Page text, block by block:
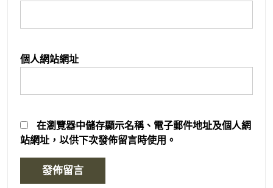
個人網站網址
在瀏覽器中儲存顯示名稱、電子郵件地址及個人網
站網址，以供下次發佈留言時使用。